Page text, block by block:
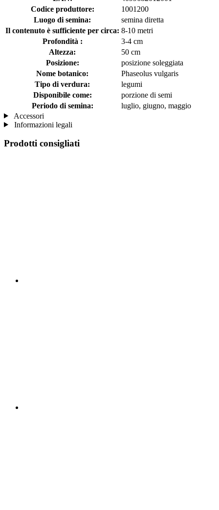
Codice produttore:
1001200
Luogo di semina:
semina diretta
Il contenuto è sufficiente per circa: 8-10 metri
Profondità :
3-4 cm
Altezza:
50 cm
Posizione:
posizione soleggiata
Nome botanico:
Phaseolus vulgaris
Tipo di verdura:
legumi
Disponibile come:
porzione di semi
Periodo di semina:
luglio, giugno, maggio
Accessori
Informazioni legali
Prodotti consigliati